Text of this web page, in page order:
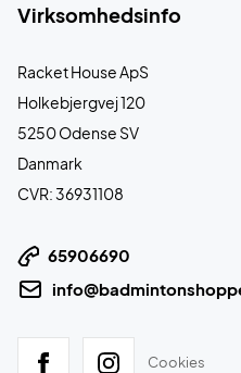
Virksomhedsinfo
Racket House ApS
Holkebjergvej 120
5250 Odense SV
Danmark
CVR: 36931108
65906690
Cookies